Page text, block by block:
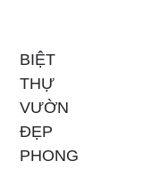
BIỆT
THỰ
VƯỜN
ĐẸP
PHONG